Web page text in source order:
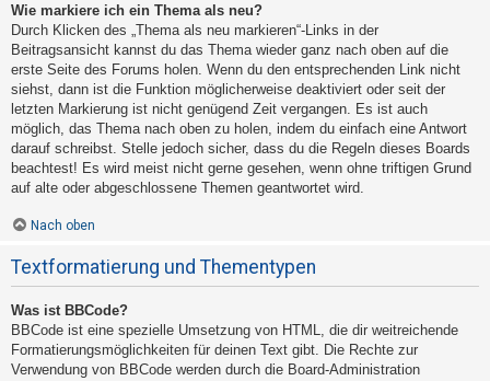
Wie markiere ich ein Thema als neu?
Durch Klicken des „Thema als neu markieren“-Links in der
Beitragsansicht kannst du das Thema wieder ganz nach oben auf die
erste Seite des Forums holen. Wenn du den entsprechenden Link nicht
siehst, dann ist die Funktion möglicherweise deaktiviert oder seit der
letzten Markierung ist nicht genügend Zeit vergangen. Es ist auch
möglich, das Thema nach oben zu holen, indem du einfach eine Antwort
darauf schreibst. Stelle jedoch sicher, dass du die Regeln dieses Boards
beachtest! Es wird meist nicht gerne gesehen, wenn ohne triftigen Grund
auf alte oder abgeschlossene Themen geantwortet wird.
Nach oben
Textformatierung und Thementypen
Was ist BBCode?
BBCode ist eine spezielle Umsetzung von HTML, die dir weitreichende
Formatierungsmöglichkeiten für deinen Text gibt. Die Rechte zur
Verwendung von BBCode werden durch die Board-Administration